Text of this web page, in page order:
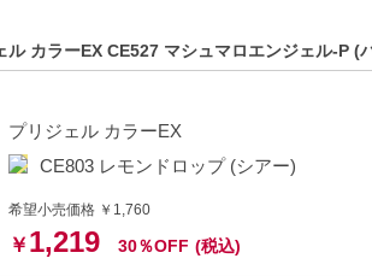
ル カラーEX CE527 マシュマロエンジェル-P (
プリジェル カラーEX
CE803 レモンドロップ (シアー)
希望小売価格 ￥1,760
￥ 1,219 30％OFF (税込)